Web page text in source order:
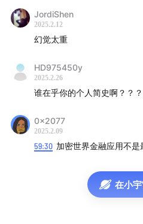
Builder 和创业者角度，Suji
的？CEX 可能会怎么「衰落
分享遇到的各种事情和旅居美
欢迎收听加密厨房 2025 新年
【内容要点】
05:52 为何以「女装大佬」形象
曾经作为财新传媒实习记
进入 Crypto，是受EFF
JordiShen
2025.2.12
幻觉太重
HD975450y
2025.2.26
谁在乎你的个人简史啊？？
0x2077
2025.2.09
59:30 加密世界金融应用不
在小